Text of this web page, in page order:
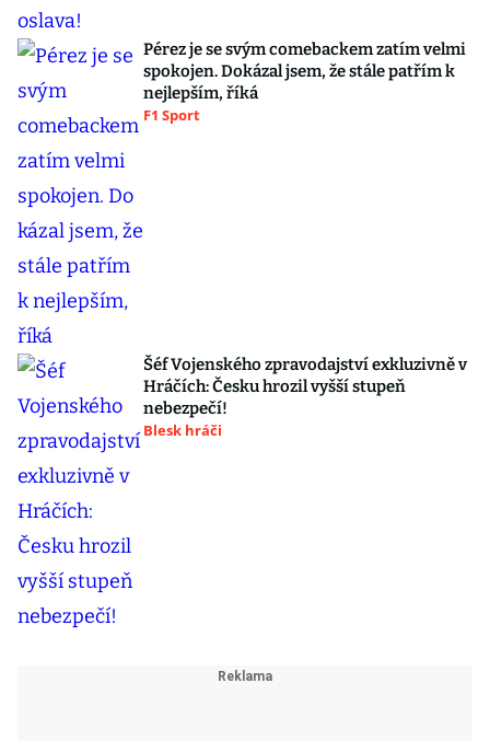
Pérez je se svým comebackem zatím velmi
spokojen. Dokázal jsem, že stále patřím k
nejlepším, říká
F1 Sport
Šéf Vojenského zpravodajství exkluzivně v
Hráčích: Česku hrozil vyšší stupeň
nebezpečí!
Blesk hráči